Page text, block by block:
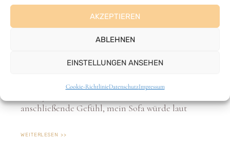
Für das diesjährige Weihnachtsfest wünsche ich
mir ein Höchstmaß an Entspannung und dennoch
gibt also feinste vegane Kohlrouladen. Trotz
mich jetzt schon auf das sich unmittelbar
anschließende Gefühl, mein Sofa würde laut